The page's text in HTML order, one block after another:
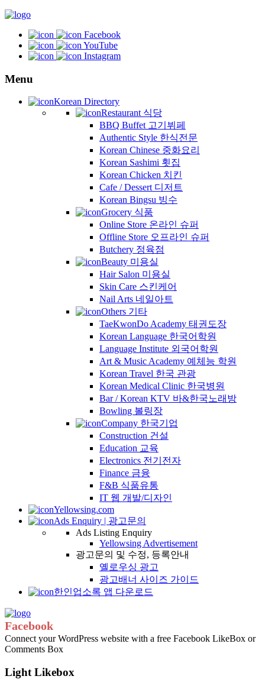
Facebook
YouTube
Instagram
Menu
Korean Directory
Restaurant 식당
BBQ Buffet 고기뷔페
Authentic Style 한식전문
Korean Chinese 중화요리
Korean Sashimi 횟집
Korean Chicken 치킨
Cafe / Dessert 디저트
Korean Bingsu 빙수
Grocery 식품
Online Store 온라인 슈퍼
Offline Store 오프라인 슈퍼
Butchery 정육점
Beauty 미용실
Hair Salon 미용실
Skin Care 스킨케어
Nail Arts 네일아트
Others 기타
TaeKwonDo Academy 태권도장
Korean Language 한국어학원
Language Institute 외국어학원
Art & Music Academy 예체능 학원
Korean Travel 한국 관광
Korean Medical Clinic 한국병원
Bar / Korean KTV 바&한국노래방
Bowling 볼링장
Company 한국기업
Construction 건설
Education 교육
Electronics 전기전자
Finance 금융
F&B 식품유통
IT 웹 개발/디자인
Yellowsing.com
Ads Enquiry | 광고문의
Ads Listing Enquiry
Yellowsing Advertisement
광고문의 및 수정, 등록안내
옐로우싱 광고
광고배너 사이즈 가이드
한인업소록 앱 다운로드
Facebook
Connect your WordPress website with a free Facebook LikeBox or
Comments Box
Light Likebox